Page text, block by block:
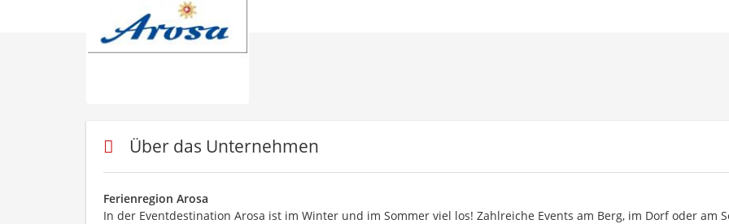
Über das Unternehmen
Ferienregion Arosa
In der Eventdestination Arosa ist im Winter und im Sommer viel los! Zahlreiche Events am Berg, im Dorf oder am